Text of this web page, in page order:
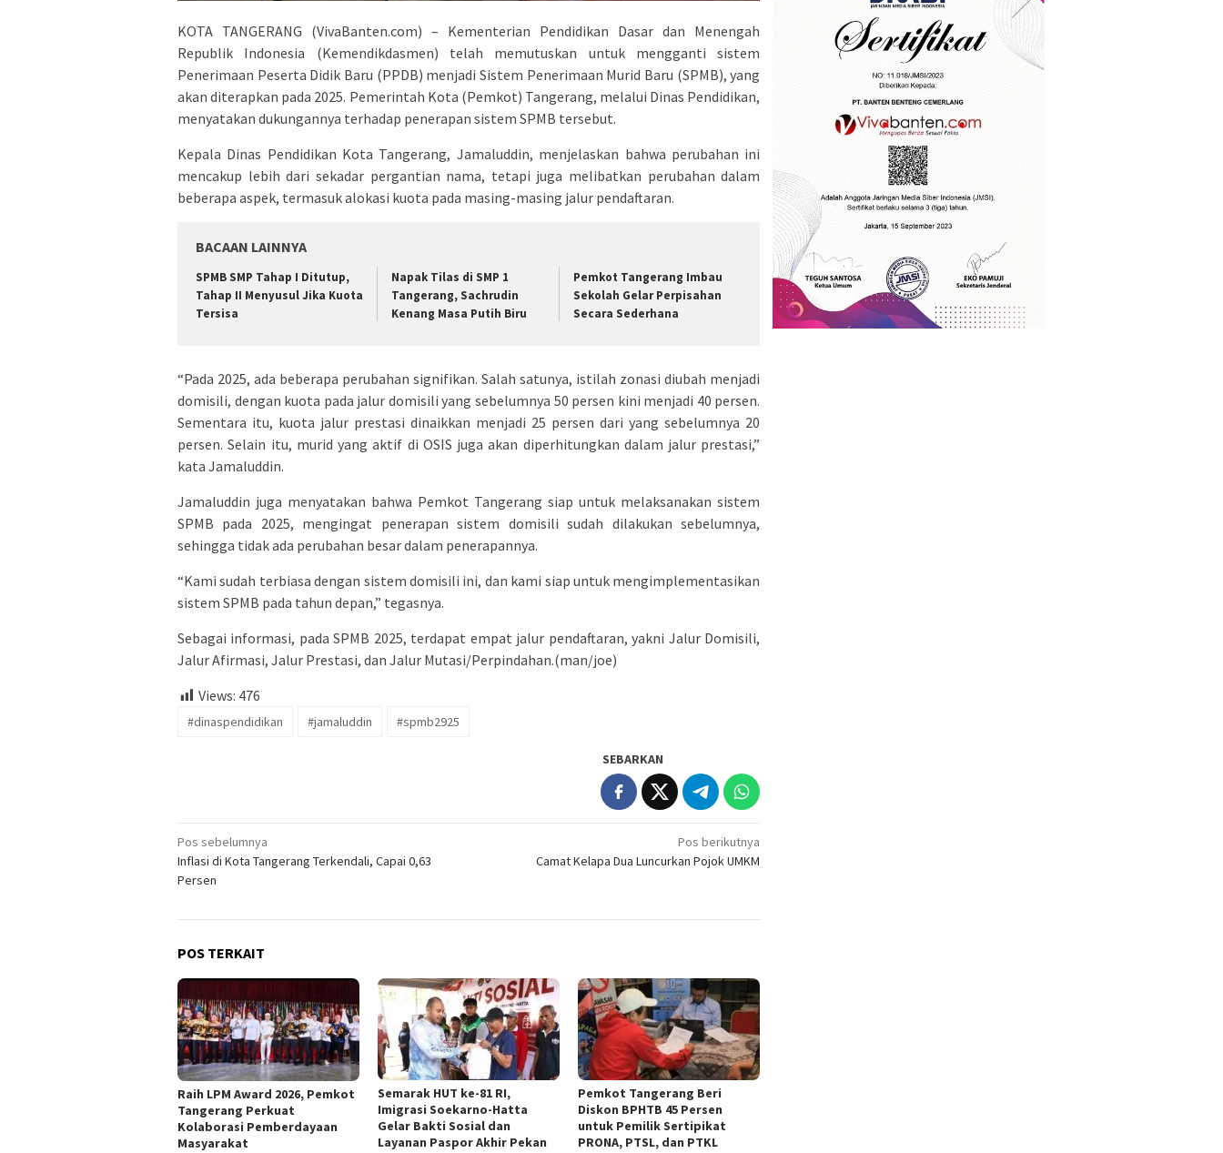
KOTA TANGERANG (VivaBanten.com) – Kementerian Pendidikan Dasar dan Menengah
Republik Indonesia (Kemendikdasmen) telah memutuskan untuk mengganti sistem
Penerimaan Peserta Didik Baru (PPDB) menjadi Sistem Penerimaan Murid Baru (SPMB), yang
akan diterapkan pada 2025. Pemerintah Kota (Pemkot) Tangerang, melalui Dinas Pendidikan,
menyatakan dukungannya terhadap penerapan sistem SPMB tersebut.
Kepala Dinas Pendidikan Kota Tangerang, Jamaluddin, menjelaskan bahwa perubahan ini
mencakup lebih dari sekadar pergantian nama, tetapi juga melibatkan perubahan dalam
beberapa aspek, termasuk alokasi kuota pada masing-masing jalur pendaftaran.
BACAAN LAINNYA
SPMB SMP Tahap I Ditutup,
Tahap II Menyusul Jika Kuota
Tersisa
Napak Tilas di SMP 1
Tangerang, Sachrudin
Kenang Masa Putih Biru
Pemkot Tangerang Imbau
Sekolah Gelar Perpisahan
Secara Sederhana
“Pada 2025, ada beberapa perubahan signifikan. Salah satunya, istilah zonasi diubah menjadi
domisili, dengan kuota pada jalur domisili yang sebelumnya 50 persen kini menjadi 40 persen.
Sementara itu, kuota jalur prestasi dinaikkan menjadi 25 persen dari yang sebelumnya 20
persen. Selain itu, murid yang aktif di OSIS juga akan diperhitungkan dalam jalur prestasi,”
kata Jamaluddin.
Jamaluddin juga menyatakan bahwa Pemkot Tangerang siap untuk melaksanakan sistem
SPMB pada 2025, mengingat penerapan sistem domisili sudah dilakukan sebelumnya,
sehingga tidak ada perubahan besar dalam penerapannya.
“Kami sudah terbiasa dengan sistem domisili ini, dan kami siap untuk mengimplementasikan
sistem SPMB pada tahun depan,” tegasnya.
Sebagai informasi, pada SPMB 2025, terdapat empat jalur pendaftaran, yakni Jalur Domisili,
Jalur Afirmasi, Jalur Prestasi, dan Jalur Mutasi/Perpindahan.(man/joe)
Views: 476
#dinaspendidikan #jamaluddin #spmb2925
SEBARKAN
Navigasi
pos
Pos sebelumnya
Inflasi di Kota Tangerang Terkendali, Capai 0,63
Persen
Pos berikutnya
Camat Kelapa Dua Luncurkan Pojok UMKM
POS TERKAIT
Raih LPM Award 2026, Pemkot
Tangerang Perkuat
Kolaborasi Pemberdayaan
Masyarakat
Semarak HUT ke-81 RI,
Imigrasi Soekarno-Hatta
Gelar Bakti Sosial dan
Layanan Paspor Akhir Pekan
Pemkot Tangerang Beri
Diskon BPHTB 45 Persen
untuk Pemilik Sertipikat
PRONA, PTSL, dan PTKL